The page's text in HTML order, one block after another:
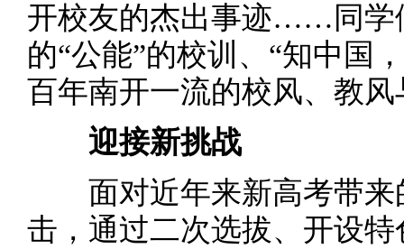
开校友的杰出事迹……同学
的“公能”的校训、“知中国
百年南开一流的校风、教风
迎接新挑战
面对近年来新高考带来
击，通过二次选拔、开设